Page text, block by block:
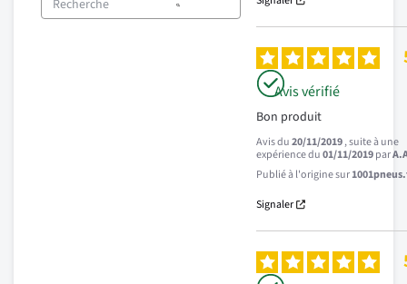
Avis vérifié
Bon produit
Avis du20/11/2019, suite à une
expérience du01/11/2019par
Publié à l'origine sur
Signaler